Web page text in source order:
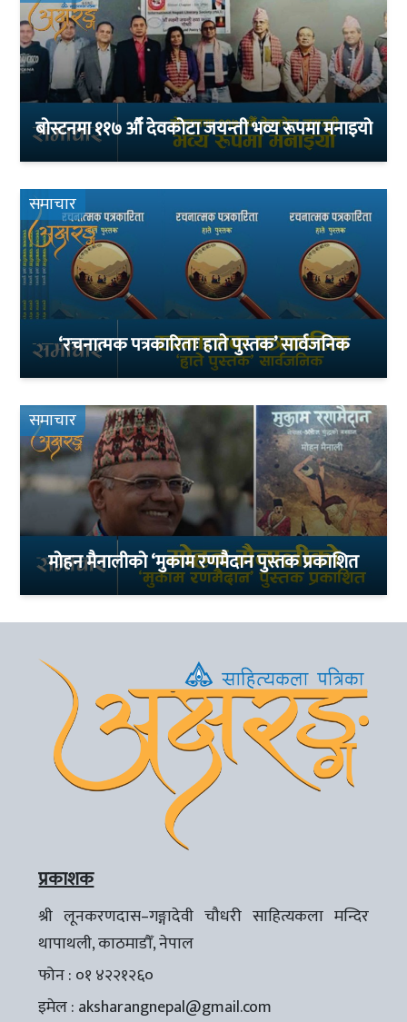
बोस्टनमा ११७ औँ देवकोटा जयन्ती भव्य रूपमा मनाइयो
समाचार
‘रचनात्मक पत्रकारिताः हाते पुस्तक’ सार्वजनिक
समाचार
मोहन मैनालीको ‘मुकाम रणमैदान पुस्तक प्रकाशित
प्रकाशक
श्री लूनकरणदास–गङ्गादेवी चौधरी साहित्यकला मन्दिर
थापाथली, काठमाडौँ, नेपाल
फोन : ०१ ४२२१२६०
इमेल : aksharangnepal@gmail.com